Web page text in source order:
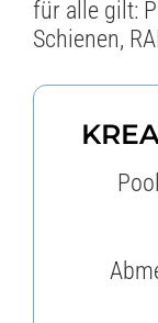
für alle gilt:
Schienen,